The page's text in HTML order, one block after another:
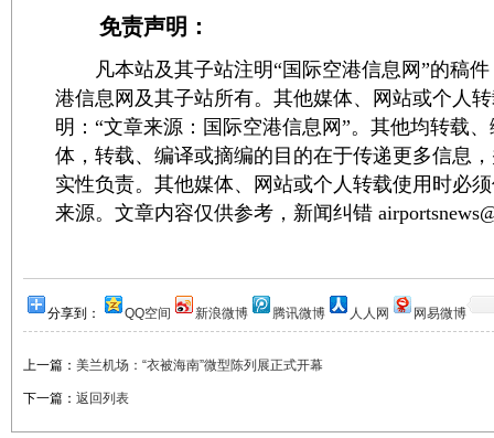
免责声明：
凡本站及其子站注明“国际空港信息网”的稿件
港信息网及其子站所有。其他媒体、网站或个人
明：“文章来源：国际空港信息网”。其他均转载
体，转载、编译或摘编的目的在于传递更多信息
实性负责。其他媒体、网站或个人转载使用时必
来源。文章内容仅供参考，新闻纠错
分享到： QQ空间 新浪微博 腾讯微博 人人网 网易微博
上一篇： 美兰机场：“衣被海南”微型陈列展正式开幕
下一篇： 返回列表